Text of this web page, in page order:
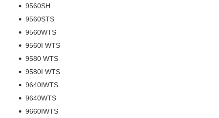
9560SH
9560STS
9560WTS
9560I WTS
9580 WTS
9580I WTS
9640IWTS
9640WTS
9660IWTS